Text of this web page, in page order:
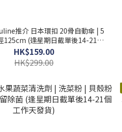
推介 日本環扣 20骨自動傘 | 5
125cm (逢星期日截單後14-21個
工作天發貨)
HK$159.00
HK$299.00